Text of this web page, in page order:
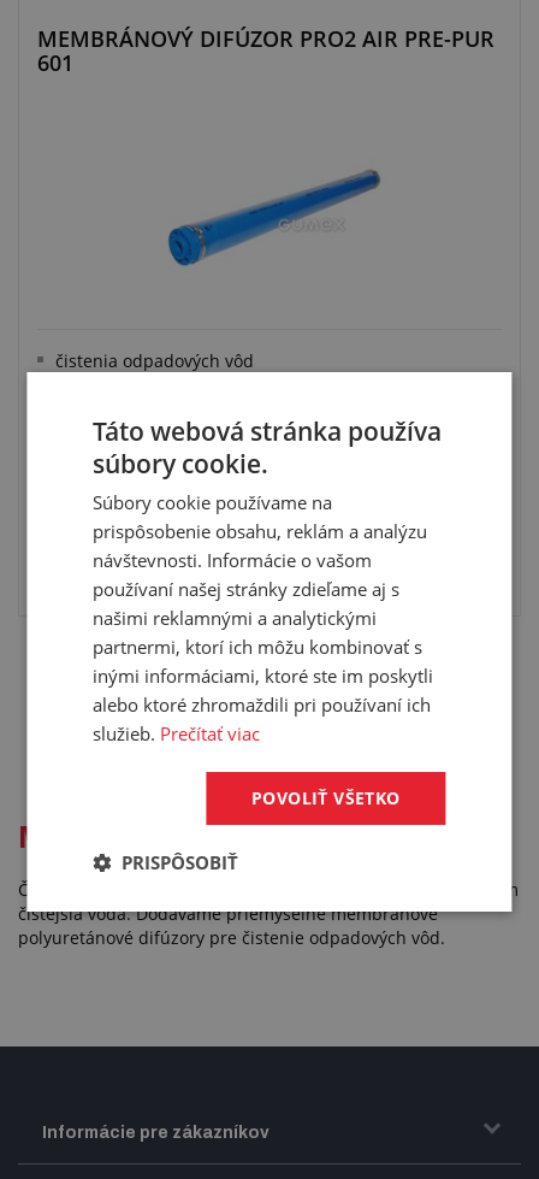
MEMBRÁNOVÝ DIFÚZOR PRO2 AIR PRE-PUR
601
čistenia odpadových vôd
nosná časť, návlek, spony
VYBRAŤ VARIANT
Nenašli ste čo ste hľadali? Napíšte nám!
Membránové difúzory pre ČOV
Čím viac bubliniek, respektíve celková plocha ich povrchu, tým
čistejšia voda. Dodávame priemyselné membránové
polyuretánové difúzory pre čistenie odpadových vôd.
Informácie pre zákazníkov
Táto webová stránka používa
súbory cookie.
Súbory cookie používame na
prispôsobenie obsahu, reklám a analýzu
návštevnosti. Informácie o vašom
používaní našej stránky zdieľame aj s
našimi reklamnými a analytickými
partnermi, ktorí ich môžu kombinovať s
inými informáciami, ktoré ste im poskytli
alebo ktoré zhromaždili pri používaní ich
služieb. Prečítať viac
POVOLIŤ VŠETKO
PRISPÔSOBIŤ